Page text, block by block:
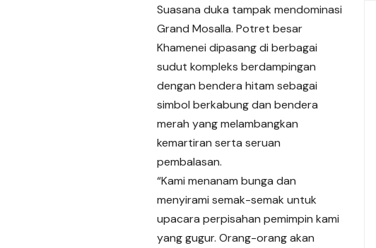
Suasana duka tampak mendominasi
Grand Mosalla. Potret besar
Khamenei dipasang di berbagai
sudut kompleks berdampingan
dengan bendera hitam sebagai
simbol berkabung dan bendera
merah yang melambangkan
kemartiran serta seruan
pembalasan.
“Kami menanam bunga dan
menyirami semak-semak untuk
upacara perpisahan pemimpin kami
yang gugur. Orang-orang akan